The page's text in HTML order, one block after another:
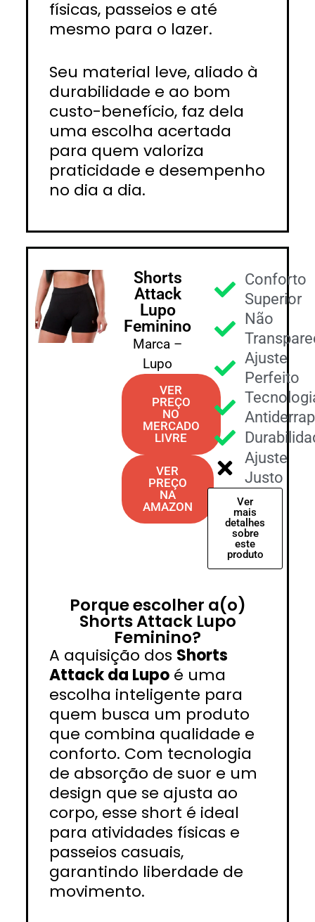
físicas, passeios e até
mesmo para o lazer.
Seu material leve, aliado à
durabilidade e ao bom
custo-benefício, faz dela
uma escolha acertada
para quem valoriza
praticidade e desempenho
no dia a dia.
Shorts
Attack
Lupo
Feminino
Marca –
Lupo
VER
PREÇO
NO
MERCADO
LIVRE
VER
PREÇO
NA
AMAZON
Conforto
Superior
Não
Ajuste
Perfeito
Ajuste
Justo
Ver
mais
detalhes
sobre
este
produto
Porque escolher a(o)
Shorts Attack Lupo
Feminino?
A aquisição dos Shorts
Attack da Lupoé uma
escolha inteligente para
quem busca um produto
que combina qualidade e
conforto. Com tecnologia
de absorção de suor e um
design que se ajusta ao
corpo, esse short é ideal
para atividades físicas e
passeios casuais,
garantindo liberdade de
movimento.